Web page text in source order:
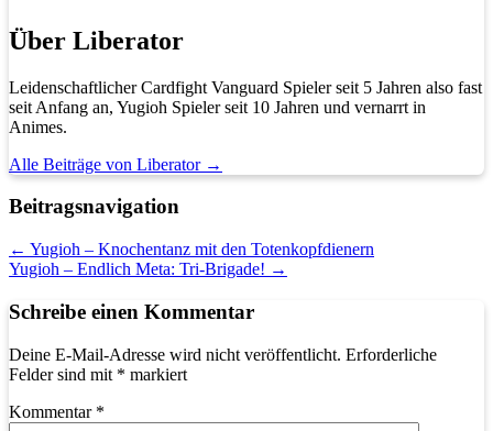
Über Liberator
Leidenschaftlicher Cardfight Vanguard Spieler seit 5 Jahren also fast
seit Anfang an, Yugioh Spieler seit 10 Jahren und vernarrt in
Animes.
Alle Beiträge von Liberator →
Beitragsnavigation
← Yugioh – Knochentanz mit den Totenkopfdienern
Yugioh – Endlich Meta: Tri-Brigade! →
Schreibe einen Kommentar
Deine E-Mail-Adresse wird nicht veröffentlicht. Erforderliche
Felder sind mit * markiert
Kommentar *